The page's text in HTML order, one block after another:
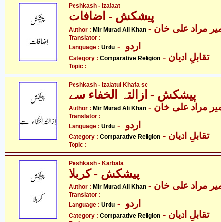
Peshkash - Izafaat
پیشکش - اضافات
Author : Mir Murad Ali Khan میر مراد علی خان
Translator :
Language : Urdu
Category : Comparative Religion - تقابلِ ادیان
Topic :
Peshkash - Izalatul Khafa se
پیشکش - ازالتہ الخفاء سے
Author : Mir Murad Ali Khan میر مراد علی خان
Translator :
Language : Urdu
Category : Comparative Religion - تقابلِ ادیان
Topic :
Peshkash - Karbala
پیشکش - کربلا
Author : Mir Murad Ali Khan میر مراد علی خان
Translator :
Language : Urdu
Category : Comparative Religion - تقابلِ ادیان